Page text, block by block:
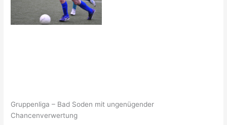
Gruppenliga – Bad Soden mit ungenügender
Chancenverwertung